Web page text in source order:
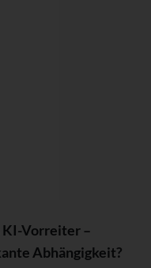
KI-Vorreiter –
Abhängigkeit?